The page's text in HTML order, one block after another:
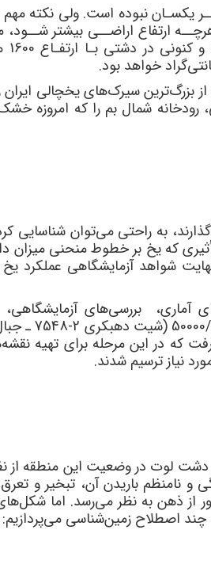
یکسـان نبوده است. ولی نکته
از ارتفاع محیطی بوده‌اند (طالبی، ۱۳۸۱). بدین معنی که هرچــه ارتفاع
بزرگ‌ترین سیرک‌های یخچالی ایران
یخی، رودخانه شمال بم را که
به راحتی می‌توان شناسایی کرد.
که یخ بر خطوط منحنی میزان
شواهد آزمایشگاهی عملکرد یخ
بررسی‌های آزمایشگاهی،
که در این مرحله برای تهیه
نیاز ترسیم شدند.
لوت در وضعیت این منطقه از
و نامنظم باریدن آن، تبخیر و
از ذهن به نظر می‌رسد. اما
چند اصطلاح زمین‌شناسی می‌پردازیم: